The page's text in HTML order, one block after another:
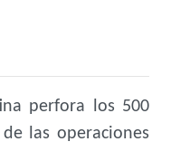
perfora los 500
las operaciones